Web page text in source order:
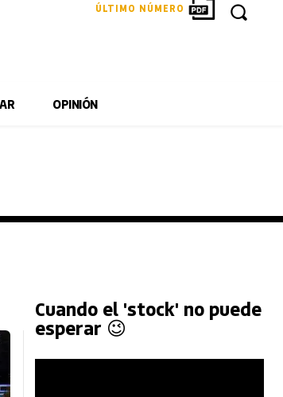
ÚLTIMO NÚMERO
OPINIÓN
Cuando el 'stock' no puede
esperar 😉